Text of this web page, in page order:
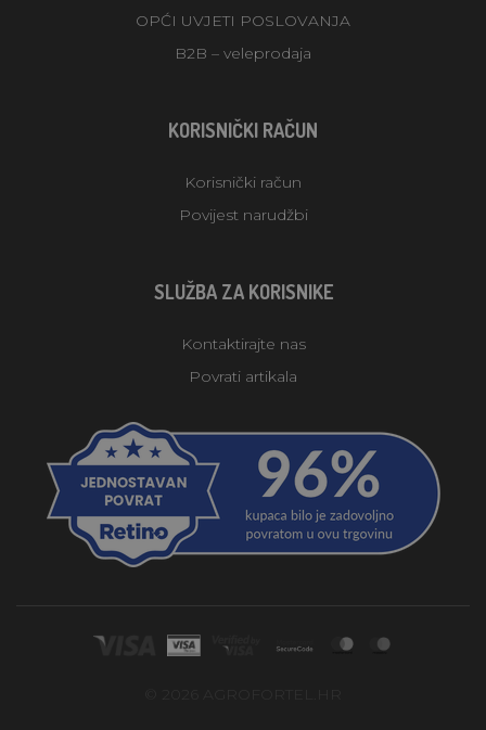
OPĆI UVJETI POSLOVANJA
B2B – veleprodaja
KORISNIČKI RAČUN
Korisnički račun
Povijest narudžbi
SLUŽBA ZA KORISNIKE
Kontaktirajte nas
Povrati artikala